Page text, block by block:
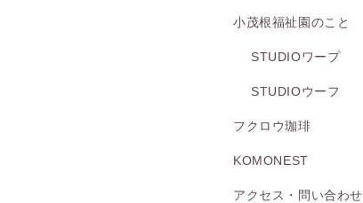
小茂根福祉園のこと
STUDIOワープ
STUDIOウーフ
フクロウ珈琲
KOMONEST
アクセス・問い合わせ